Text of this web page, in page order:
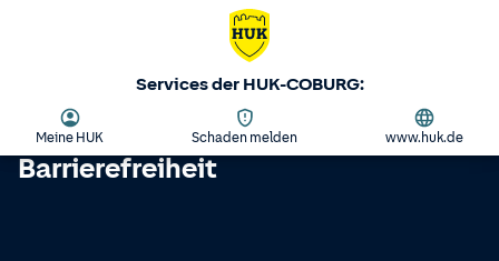
Services der HUK-COBURG:
Meine HUK Schaden melden www.huk.de
Barrierefreiheit